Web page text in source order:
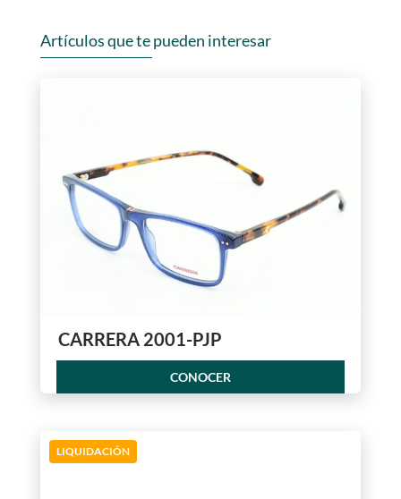
Artículos que te pueden interesar
CARRERA 2001-PJP
CONOCER
LIQUIDACIÓN